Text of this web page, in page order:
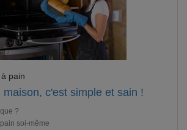
pain
maison, c'est simple et sain !
?
soi-même